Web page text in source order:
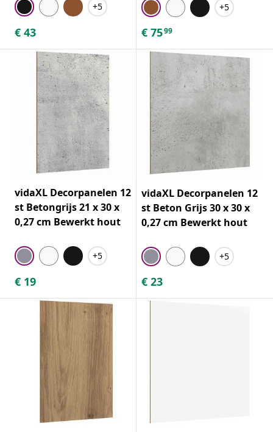
+5
€ 43
+5
€ 7599
vidaXL Decorpanelen 12
st Betongrijs 21 x 30 x
0,27 cm Bewerkt hout
+5
€ 19
vidaXL Decorpanelen 12
st Beton Grijs 30 x 30 x
0,27 cm Bewerkt hout
+5
€ 23